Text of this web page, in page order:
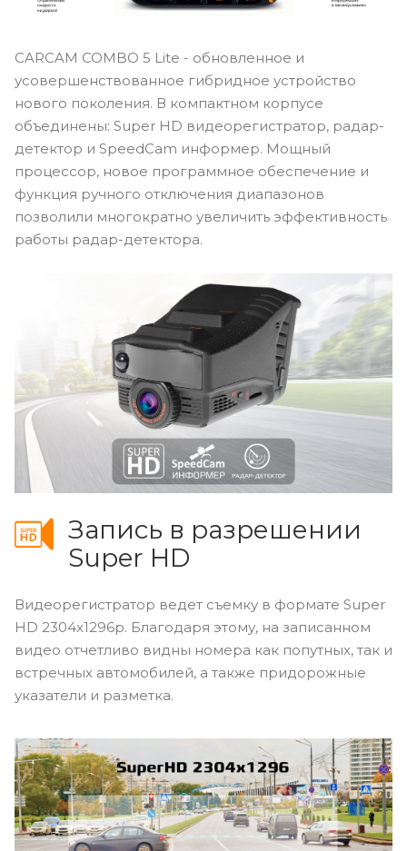
CARCAM COMBO 5 Lite - обновленное и
усовершенствованное гибридное устройство
нового поколения. В компактном корпусе
объединены: Super HD видеорегистратор, радар-
детектор и SpeedCam информер. Мощный
процессор, новое программное обеспечение и
функция ручного отключения диапазонов
позволили многократно увеличить эффективность
работы радар-детектора.
Запись в разрешении
Super HD
Видеорегистратор ведет съемку в формате Super
HD 2304x1296p. Благодаря этому, на записанном
видео отчетливо видны номера как попутных, так и
встречных автомобилей, а также придорожные
указатели и разметка.